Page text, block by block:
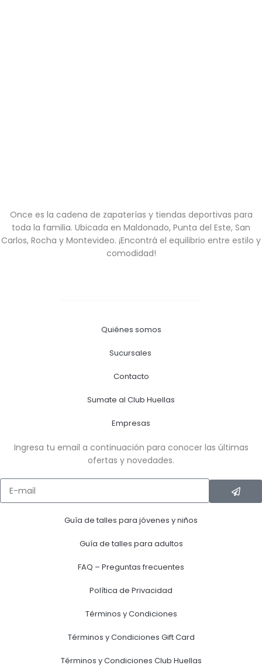
Once es la cadena de zapaterías y tiendas deportivas para
toda la familia. Ubicada en Maldonado, Punta del Este, San
Carlos, Rocha y Montevideo. ¡Encontrá el equilibrio entre estilo y
comodidad!
Quiénes somos
Sucursales
Contacto
Sumate al Club Huellas
Empresas
Ingresa tu email a continuación para conocer las últimas
ofertas y novedades.
Guía de talles para jóvenes y niños
Guía de talles para adultos
FAQ – Preguntas frecuentes
Política de Privacidad
Términos y Condiciones
Términos y Condiciones Gift Card
Términos y Condiciones Club Huellas